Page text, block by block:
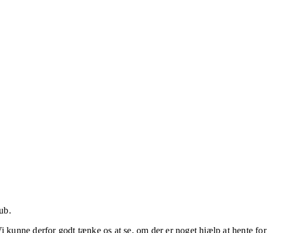
derfor godt tænke os at se, om der er noget hjælp at hente for